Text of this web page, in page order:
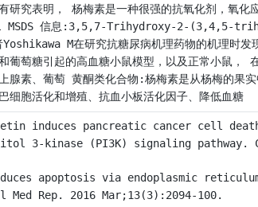
研究表明， 杨梅素是一种很强的抗氧化剂，氧化
MSDS 信息:3,5,7-Trihydroxy-2-(3,4,5-
M在研究抗糖尿病机理药物的机理时发
葡萄糖引起的高血糖小鼠模型，以及正常小鼠，
腺素、葡萄 黄酮类化合物:杨梅素是从杨梅的果
细胞活化和增殖、抗血小板活化因子、降低血糖
induces pancreatic cancer cell
3-kinase (PI3K) signaling pathway.
apoptosis via endoplasmic
Rep. 2016 Mar;13(3):2094-100.